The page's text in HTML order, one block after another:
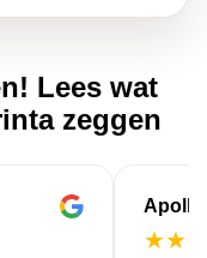
Lees wat
zeggen
★★